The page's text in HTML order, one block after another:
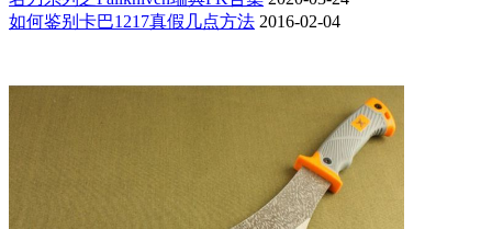
如何鉴别卡巴1217真假几点方法 2016-02-04